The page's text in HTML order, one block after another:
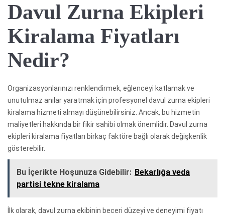
Davul Zurna Ekipleri
Kiralama Fiyatları
Nedir?
Organizasyonlarınızı renklendirmek, eğlenceyi katlamak ve
unutulmaz anılar yaratmak için profesyonel davul zurna ekipleri
kiralama hizmeti almayı düşünebilirsiniz. Ancak, bu hizmetin
maliyetleri hakkında bir fikir sahibi olmak önemlidir. Davul zurna
ekipleri kiralama fiyatları birkaç faktöre bağlı olarak değişkenlik
gösterebilir.
Bu İçerikte Hoşunuza Gidebilir: Bekarlığa veda
partisi tekne kiralama
İlk olarak, davul zurna ekibinin beceri düzeyi ve deneyimi fiyatı